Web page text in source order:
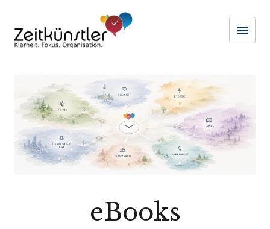
menu
eBooks